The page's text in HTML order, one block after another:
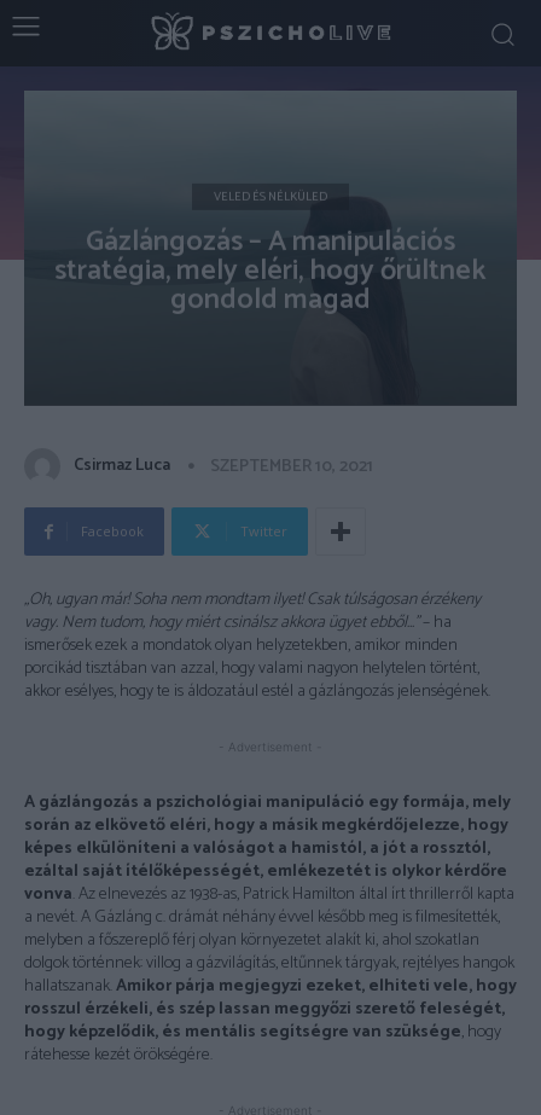
VELED ÉS NÉLKÜLED
Gázlángozás – A manipulációs
stratégia, mely eléri, hogy őrültnek
gondold magad
Csirmaz Luca SZEPTEMBER 10, 2021
Facebook Twitter
„Oh, ugyan már! Soha nem mondtam ilyet! Csak túlságosan érzékeny
vagy. Nem tudom, hogy miért csinálsz akkora ügyet ebből…”– ha
ismerősek ezek a mondatok olyan helyzetekben, amikor minden
porcikád tisztában van azzal, hogy valami nagyon helytelen történt,
akkor esélyes, hogy te is áldozatául estél a gázlángozás jelenségének.
- Advertisement -
A gázlángozás a pszichológiai manipuláció egy formája, mely
során az elkövető eléri, hogy a másik megkérdőjelezze, hogy
képes elkülöníteni a valóságot a hamistól, a jót a rossztól,
ezáltal saját ítélőképességét, emlékezetét is olykor kérdőre
vonva . Az elnevezés az 1938-as, Patrick Hamilton által írt thrillerről kapta
a nevét. A Gázláng c. drámát néhány évvel később meg is filmesítették,
melyben a főszereplő férj olyan környezetet alakít ki, ahol szokatlan
dolgok történnek: villog a gázvilágítás, eltűnnek tárgyak, rejtélyes hangok
hallatszanak. Amikor párja megjegyzi ezeket, elhiteti vele, hogy
rosszul érzékeli, és szép lassan meggyőzi szerető feleségét,
hogy képzelődik, és mentális segítségre van szüksége, hogy
rátehesse kezét örökségére.
- Advertisement -